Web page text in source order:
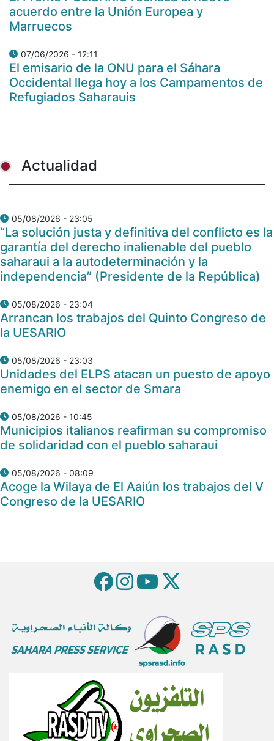
acuerdo entre la Unión Europea y
Marruecos
07/06/2026 - 12:11
El emisario de la ONU para el Sáhara
Occidental llega hoy a los Campamentos de
Refugiados Saharauis
Actualidad
05/08/2026 - 23:05
“La solución justa y definitiva del conflicto es la
garantía del derecho inalienable del pueblo
saharaui a la autodeterminación y la
independencia” (Presidente de la República)
05/08/2026 - 23:04
Arrancan los trabajos del Quinto Congreso de
la UESARIO
05/08/2026 - 23:03
Unidades del ELPS atacan un puesto de apoyo
enemigo en el sector de Smara
05/08/2026 - 10:45
Municipios italianos reafirman su compromiso
de solidaridad con el pueblo saharaui
05/08/2026 - 08:09
Acoge la Wilaya de El Aaiún los trabajos del V
Congreso de la UESARIO